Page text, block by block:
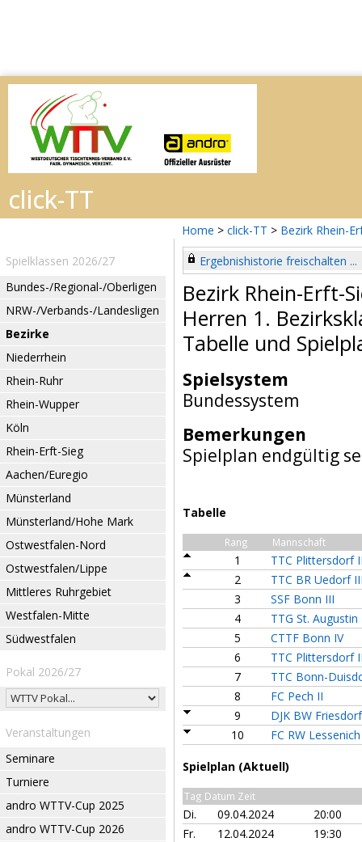
Home > click-TT > Bezirk Rhein-
Spielklassen 2026/27
Bundes-/Regional-/Oberligen
NRW-/Verbands-/Landesligen
Bezirke
Niederrhein
Rhein-Ruhr
Rhein-Wupper
Köln
Rhein-Erft-Sieg
Aachen/Euregio
Münsterland
Münsterland/Hohe Mark
Ostwestfalen-Nord
Ostwestfalen/Lippe
Mittleres Ruhrgebiet
Westfalen-Mitte
Südwestfalen
Pokal 2026/27
Veranstaltungen
Seminare
Turniere
andro WTTV-Cup 2025
andro WTTV-Cup 2026
Ergebnishistorie freischalten ...
Bezirk Rhein-Erft-
Herren 1.
Tabelle und
Spielsystem
Bundessystem
Bemerkungen
Spielplan endgültig
Tabelle
Rang Mannschaft
1
TTC Plittersdorf
2
TTC BR Uedorf
3
SSF Bonn III
4
TTG St. Augustin
5
CTTF Bonn IV
6
TTC Plittersdorf
7
TTC Bonn-
8
FC Pech II
9
DJK BW
10
FC RW
Spielplan (Aktuell)
Tag Datum Zeit
Di. 09.04.2024
20:00
Fr.
12.04.2024
19:30